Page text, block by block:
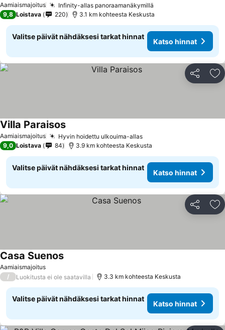
Aamiaismajoitus Infinity-allas panoraamanäkymillä
9,8 Loistava 220 3.1 km kohteesta Keskusta
Valitse päivät nähdäksesi tarkat hinnat
Katso hinnat
Jaa
Aamiaismajoitus Hyvin hoidettu ulkouima-allasKatso hinnat
Villa ParaisosKatso hinnat
9,0 Loistava 84 3.9 km kohteesta Keskusta
Valitse päivät nähdäksesi tarkat hinnat
Katso hinnat
Jaa
Aamiaismajoitus
Casa SuenosKatso hinnat
/ Luokitusta ei ole saatavilla 3.3 km kohteesta Keskusta
Valitse päivät nähdäksesi tarkat hinnat
Katso hinnat